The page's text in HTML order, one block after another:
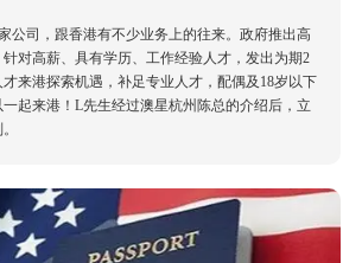
公司，跟香港有不少业务上的往来。政府推出高
对高薪、具有学历、工作经验人才，发出为期2
来港探索机遇，补足专业人才，配偶及18岁以下
起来港！L先生经过澳星杭州陈总的介绍后，立